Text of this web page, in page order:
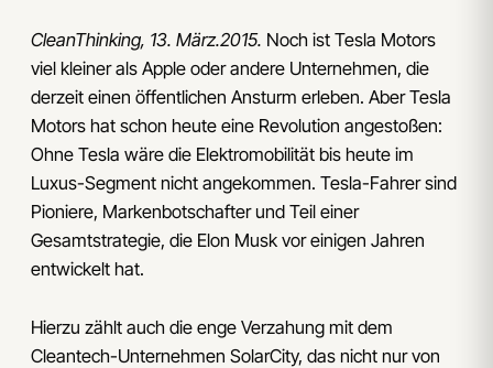
CleanThinking, 13. März.2015. Noch ist Tesla Motors
viel kleiner als Apple oder andere Unternehmen, die
derzeit einen öffentlichen Ansturm erleben. Aber Tesla
Motors hat schon heute eine Revolution angestoßen:
Ohne Tesla wäre die Elektromobilität bis heute im
Luxus-Segment nicht angekommen. Tesla-Fahrer sind
Pioniere, Markenbotschafter und Teil einer
Gesamtstrategie, die Elon Musk vor einigen Jahren
entwickelt hat.
Hierzu zählt auch die enge Verzahung mit dem
Cleantech-Unternehmen SolarCity, das nicht nur von